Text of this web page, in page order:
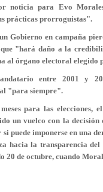
noticia para Evo
prácticas prorroguistas".
Gobierno en campaña
"hará daño a la
al órgano electoral elegido
entre 2001 y
"para siempre".
para las elecciones,
un vuelco con la decisión
puede imponerse en una
hacia la transparencia
20 de octubre, cuando